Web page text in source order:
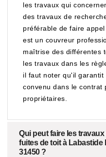
les travaux qui
des travaux de
préférable de faire
est un couvreur
maîtrise des différentes
les travaux dans les
il faut noter qu'il
convenu dans le contrat
propriétaires.
Qui peut faire les
fuites de toit à Labastide
31450 ?